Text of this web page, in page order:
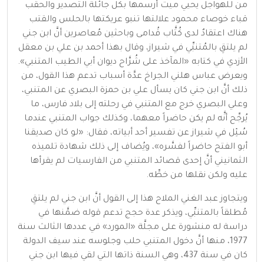
من للهواجل يحيي ميت أرسمها بكل جائلة التصدير والحقب
قباء خوصاء محمود علالتها تنبو عريكتها بالحلس والقتب
هناك اعتقادٌ لدى كُتَّاب قُدامى وباحثين مُعاصرين أنَّ ابن جني
لم يلتقِ بالمُتنبِّي في شيراز، وقال بهذا أحمد بن علي بن معقل
الأزدي في كتابه «المآخذ على شُرَّاح ديوان أبي الطيب المتنبي».
ويعرض عباس هلني الجراخ عدَّة أسباب تدعم هذا القول، من
ذلك أنَّ ابن جني كان يسأل علي بن حمزة البصري عن المتنبي،
وعلي البصري خرج مع المتنبي في رحلته إلى بلاد فارس، ما
يُرجِّح أنَّه لم يكن حاضراً معهما، وكذلك جواب المتنبي عندما
سُئِل في شيراز عن تفسير أحد أبياته، فقال: «لو كان صديقنا
أبو الفتح حاضراً لفسَّره»، ويُضاف إلى ذلك شهادة تلميذه
الثمانيني أنَّ إحدى قصائد المتنبي من الفارسيات لم يقرأها
عليه ولكن نقلها من خطِّه.
ويتجاوز عبد الغني الملاح هذا إلى القول أنَّ ابن جني لم يلتقِ
مُطلقاً بالمتنبِّي، ويذكر عدة حجج تدعم قوله ضمَّنها في
دراسة له منشورة على مجلَّة «المورد» في عددها الثالث سنة
1977، منها أنَّ دخول المتنبي حلب وجلوسه عند سيف الدولة
كان في سنة 437، وهي السنة ذاتها التي لقي فيها ابن جني